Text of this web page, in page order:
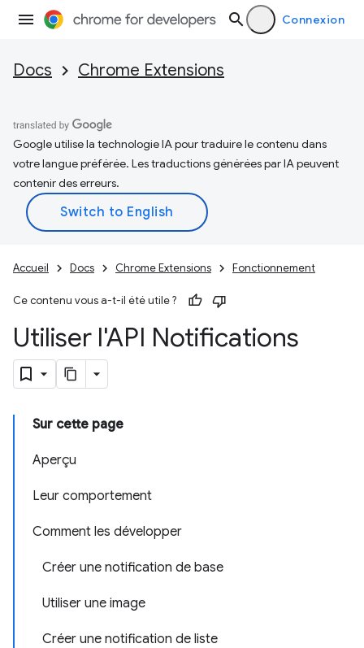
Connexion
Docs Chrome Extensions
Google utilise la technologie IA pour traduire le contenu dans
votre langue préférée. Les traductions générées par IA peuvent
contenir des erreurs.
Accueil Docs Chrome Extensions Fonctionnement
Ce contenu vous a-t-il été utile ?
Utiliser l'API Notifications
Sur cette page
Aperçu
Leur comportement
Comment les développer
Créer une notification de base
Utiliser une image
Créer une notification de liste